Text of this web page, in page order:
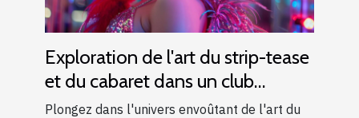
Exploration de l'art du strip-tease
et du cabaret dans un club
moderne
Plongez dans l'univers envoûtant de l'art du